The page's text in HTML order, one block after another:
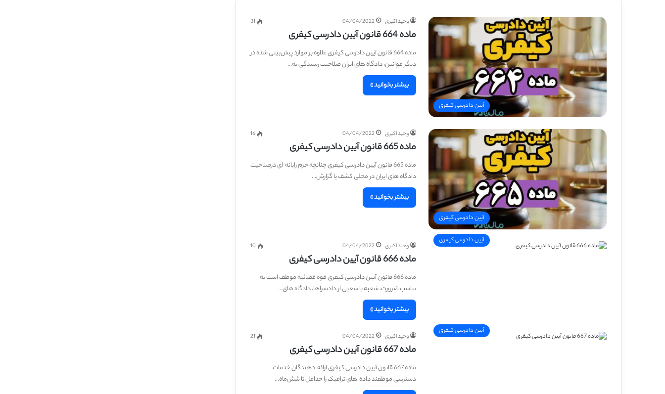
آیین دادرسی کیفری
وحید اکبری 04/04/2022
31
ماده 664 قانون آیین دادرسی کیفری
ماده 664 قانون آیین دادرسی کیفری علاوه بر موارد پیش‌بینی شده در
دیگر قوانین، دادگاه های ایران صلاحیت رسیدگی به…
بیشتر بخوانید »
آیین دادرسی کیفری
وحید اکبری 04/04/2022
16
ماده 665 قانون آیین دادرسی کیفری
ماده 665 قانون آیین دادرسی کیفری چنانچه جرم رایانه ‎ ای درصلاحیت
دادگاه های ایران در محلی کشف یا گزارش…
بیشتر بخوانید »
آیین دادرسی کیفری
وحید اکبری 04/04/2022
10
ماده 666 قانون آیین دادرسی کیفری
ماده 666 قانون آیین دادرسی کیفری قوه قضائیه موظف است به
تناسب ضرورت، شعبه یا شعبی از دادسراها، دادگاه های…
بیشتر بخوانید »
آیین دادرسی کیفری
وحید اکبری 04/04/2022
21
ماده 667 قانون آیین دادرسی کیفری
ماده 667 قانون آیین دادرسی کیفری ارائه ‎ دهندگان خدمات
دسترسی موظفند داده ‎ های ترافیک را حداقل تا شش‌ماه…